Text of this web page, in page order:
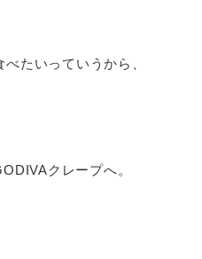
たいっていうから、
クレープへ。